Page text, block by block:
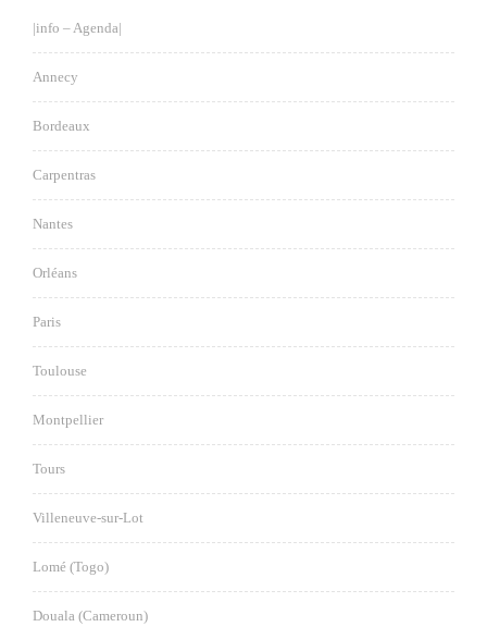
|info – Agenda|
Annecy
Bordeaux
Carpentras
Nantes
Orléans
Paris
Toulouse
Montpellier
Tours
Villeneuve-sur-Lot
Lomé (Togo)
Douala (Cameroun)